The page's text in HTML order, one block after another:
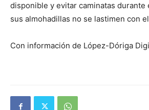
disponible y evitar caminatas durante
sus almohadillas no se lastimen con
Con información de López-Dóriga